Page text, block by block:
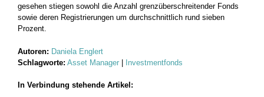
gesehen stiegen sowohl die Anzahl grenzüberschreitender Fonds
sowie deren Registrierungen um durchschnittlich rund sieben
Prozent.
Autoren: Daniela Englert
Schlagworte: Asset Manager | Investmentfonds
In Verbindung stehende Artikel: